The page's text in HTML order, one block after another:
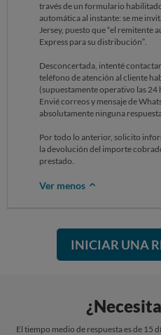
través de un formulario
automática al instante: se me
Jersey, puesto que “el remitente
Express para su distribución”.
Desconcertada, intenté
teléfono de atención al cliente
(supuestamente operativo las 24
Envié correos y mensaje de
absolutamente ninguna
Por todo lo anterior, solicito
la devolución del importe
prestado.
Ver menos
INICIAR UNA
El tiempo medio de respuesta es de 15